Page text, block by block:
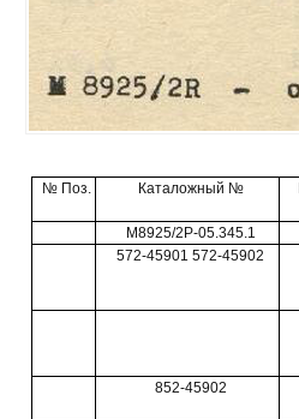
№ Поз. Каталожный №
М8925/2Р-05.345.1
572-45901 572-45902
852-45902